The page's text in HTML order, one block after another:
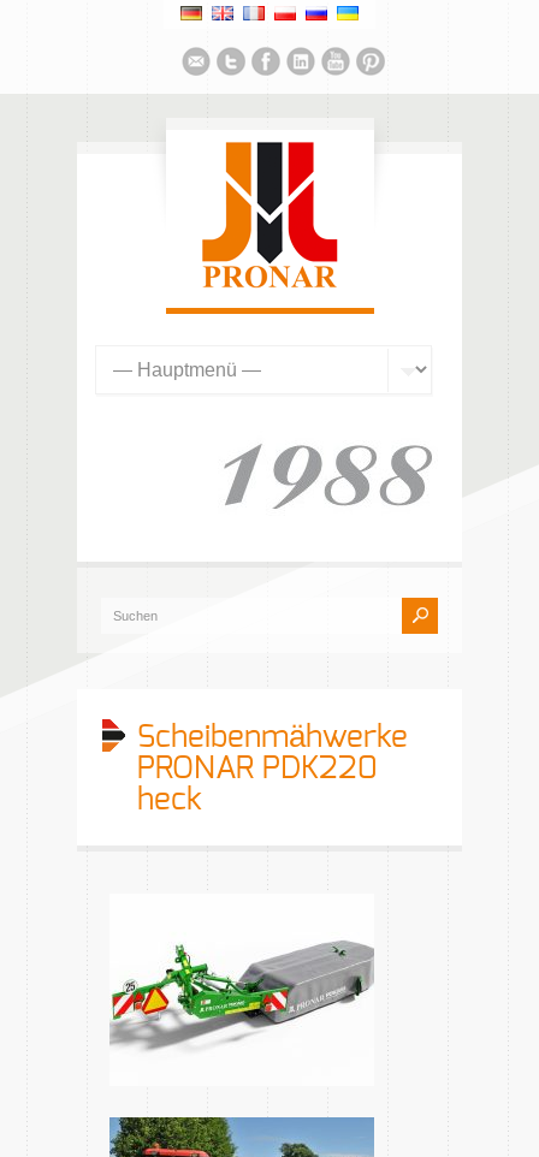
Scheibenmähwerke
PRONAR PDK220
heck